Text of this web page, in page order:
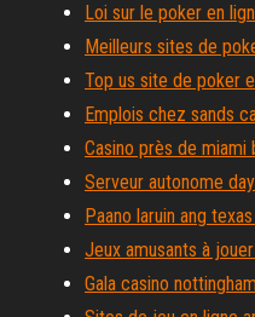
Loi sur le poker en
Meilleurs sites de
Top us site de poker
Emplois chez sands
Casino près de miami
Serveur autonome
Paano laruin ang
Jeux amusants à
Gala casino